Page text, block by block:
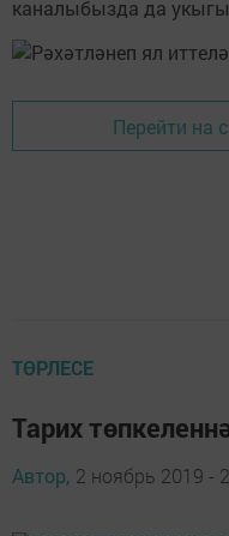
каналыбызда да
Перейти на
ТӨРЛЕСЕ
Тарих
Автор, 2 ноябрь 2019 -